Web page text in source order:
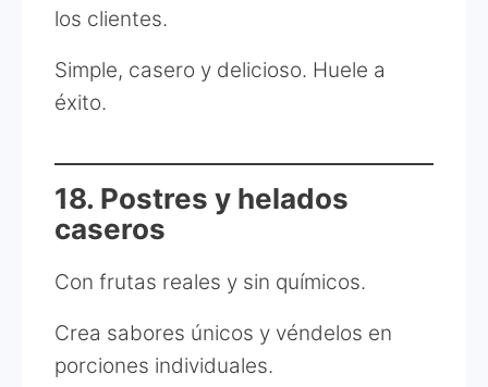
los clientes.
Simple, casero y delicioso. Huele a
éxito.
18. Postres y helados
caseros
Con frutas reales y sin químicos.
Crea sabores únicos y véndelos en
porciones individuales.